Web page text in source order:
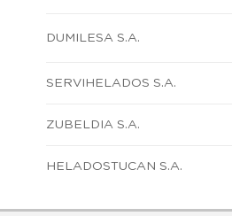
DUMILESA S.A.
SERVIHELADOS S.A.
ZUBELDIA S.A.
HELADOSTUCAN S.A.